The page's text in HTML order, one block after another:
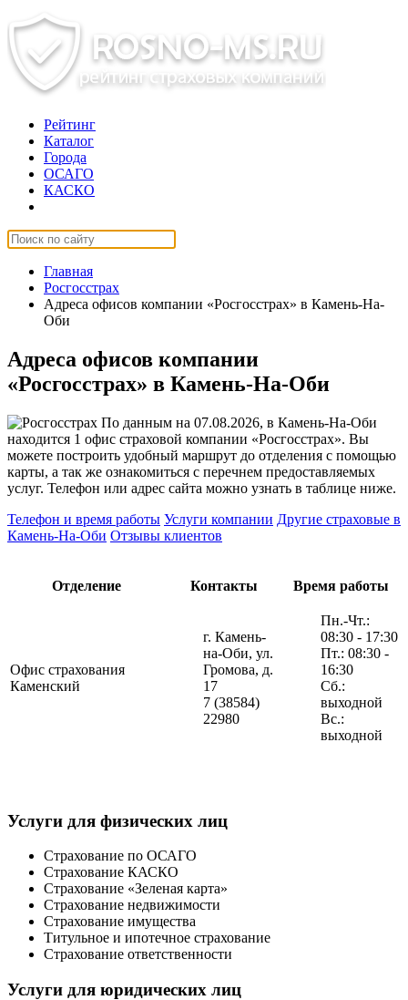
Рейтинг
Каталог
Города
ОСАГО
КАСКО
Главная
Росгосстрах
Адреса офисов компании «Росгосстрах» в Камень-На-
Оби
Адреса офисов компании
«Росгосстрах» в Камень-На-Оби
По данным на 07.08.2026, в Камень-На-Оби
находится 1 офис страховой компании «Росгосстрах». Вы
можете построить удобный маршрут до отделения с помощью
карты, а так же ознакомиться с перечнем предоставляемых
услуг. Телефон или адрес сайта можно узнать в таблице ниже.
Телефон и время работы Услуги компании Другие страховые в
Камень-На-Оби Отзывы клиентов
Отделение Контакты Время работы
Офис страхования
Каменский
г. Камень-
на-Оби, ул.
Громова, д.
17
7 (38584)
22980
Пн.-Чт.:
08:30 - 17:30
Пт.: 08:30 -
16:30
Сб.:
выходной
Вс.:
выходной
Услуги для физических лиц
Страхование по ОСАГО
Страхование КАСКО
Страхование «Зеленая карта»
Страхование недвижимости
Страхование имущества
Титульное и ипотечное страхование
Страхование ответственности
Услуги для юридических лиц